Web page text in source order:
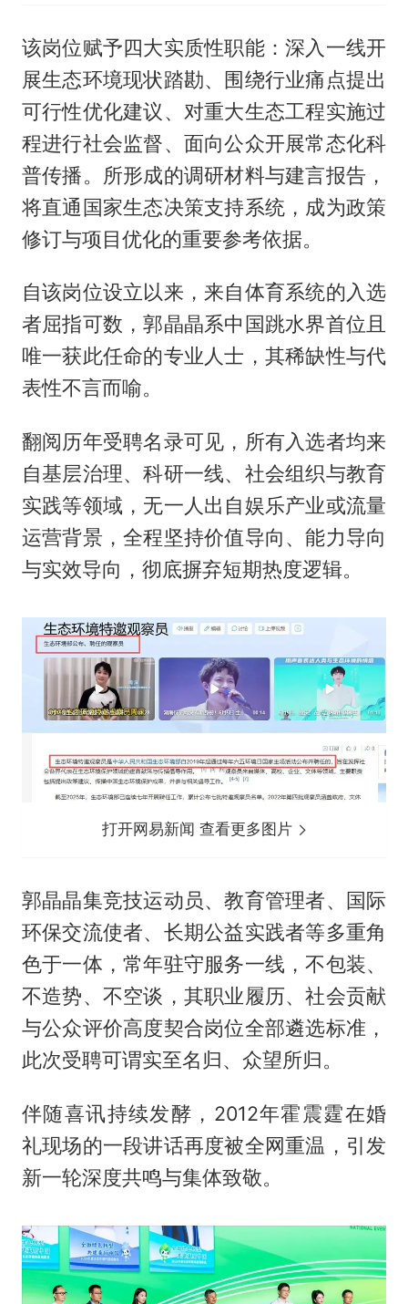
该岗位赋予四大实质性职能：深入一线开
展生态环境现状踏勘、围绕行业痛点提出
可行性优化建议、对重大生态工程实施过
程进行社会监督、面向公众开展常态化科
普传播。所形成的调研材料与建言报告，
将直通国家生态决策支持系统，成为政策
修订与项目优化的重要参考依据。
自该岗位设立以来，来自体育系统的入选
者屈指可数，郭晶晶系中国跳水界首位且
唯一获此任命的专业人士，其稀缺性与代
表性不言而喻。
翻阅历年受聘名录可见，所有入选者均来
自基层治理、科研一线、社会组织与教育
实践等领域，无一人出自娱乐产业或流量
运营背景，全程坚持价值导向、能力导向
与实效导向，彻底摒弃短期热度逻辑。
打开网易新闻 查看更多图片
郭晶晶集竞技运动员、教育管理者、国际
环保交流使者、长期公益实践者等多重角
色于一体，常年驻守服务一线，不包装、
不造势、不空谈，其职业履历、社会贡献
与公众评价高度契合岗位全部遴选标准，
此次受聘可谓实至名归、众望所归。
伴随喜讯持续发酵，2012年霍震霆在婚
礼现场的一段讲话再度被全网重温，引发
新一轮深度共鸣与集体致敬。